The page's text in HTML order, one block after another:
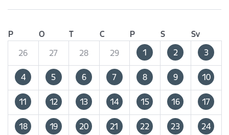
P O T C P S
Sv
26
27 28 29 1 2 3
4 5 6 7 8 9 10
11 12 13 14 15 16 17
18 19 20 21 22 23 24